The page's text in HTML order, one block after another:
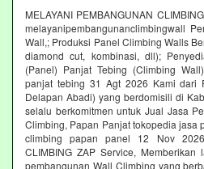
MELAYANI PEMBANGUNAN
melayanipembangunanclimbingwall
Wall,; Produksi Panel Climbing Walls
diamond cut, kombinasi, dll);
(Panel) Panjat Tebing (Climbing
panjat tebing 31 Agt 2026 Kami dari
Delapan Abadi) yang berdomisili di
selalu berkomitmen untuk Jual Jasa
Climbing, Papan Panjat tokopedia jasa
climbing papan panel 12 Nov 2026
CLIMBING ZAP Service,
pembangunan Wall Climbing yang